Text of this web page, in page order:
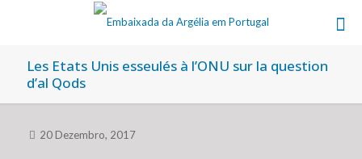
Les Etats Unis esseulés à l’ONU sur la question
d’al Qods
20 Dezembro, 2017